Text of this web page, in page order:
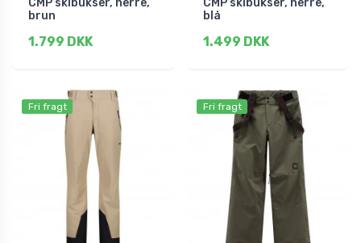
CMP skibukser, herre,
brun
1.799 DKK
CMP skibukser, herre,
blå
1.499 DKK
Fri fragt Fri fragt